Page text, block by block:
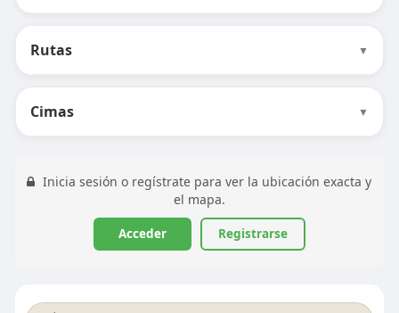
Rutas ▼
Cimas ▼
Inicia sesión o regístrate para ver la ubicación exacta y
el mapa.
Acceder Registrarse